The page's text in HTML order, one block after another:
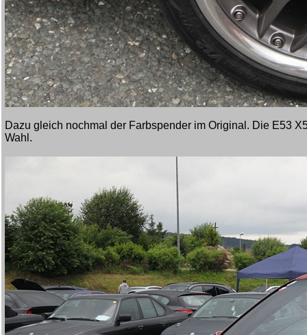
Dazu gleich nochmal der Farbspender im Original. Die E53
Wahl.